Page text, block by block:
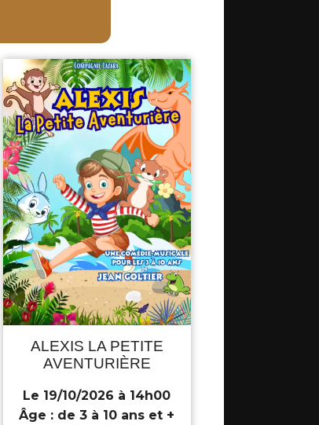
ALEXIS LA PETITE
AVENTURIÈRE
Le 19/10/2026 à 14h00
Âge : de 3 à 10 ans et +